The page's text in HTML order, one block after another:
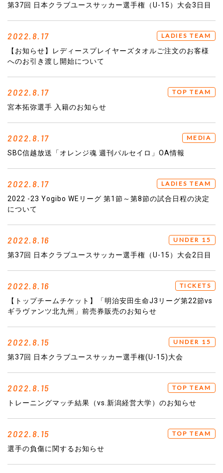
第37回 日本クラブユースサッカー選手権（U-15）大会3日目
2022.8.17 LADIES TEAM
【お知らせ】レディースプレイヤーズタオルご注文のお客様
へのお引き渡し開始について
2022.8.17 TOP TEAM
宮本拓弥選手 入籍のお知らせ
2022.8.17 MEDIA
SBC信越放送「オレンジ魂 週刊パルセイロ」OA情報
2022.8.17 LADIES TEAM
2022 -23 Yogibo WEリーグ 第1節～第8節の試合日程の決定
について
2022.8.16 UNDER 15
第37回 日本クラブユースサッカー選手権（U-15）大会2日目
2022.8.16 TICKETS
【トップチームチケット】「明治安田生命J3リーグ第22節vs
ギラヴァンツ北九州」前売券販売のお知らせ
2022.8.15 UNDER 15
第37回 日本クラブユースサッカー選手権(U-15)大会
2022.8.15 TOP TEAM
トレーニングマッチ結果（vs.新潟経営大学）のお知らせ
2022.8.15 TOP TEAM
選手の負傷に関するお知らせ